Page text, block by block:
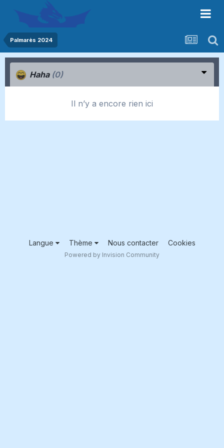
Palmarès 2024
Haha (0)
Il n’y a encore rien ici
Langue Thème Nous contacter Cookies
Powered by Invision Community